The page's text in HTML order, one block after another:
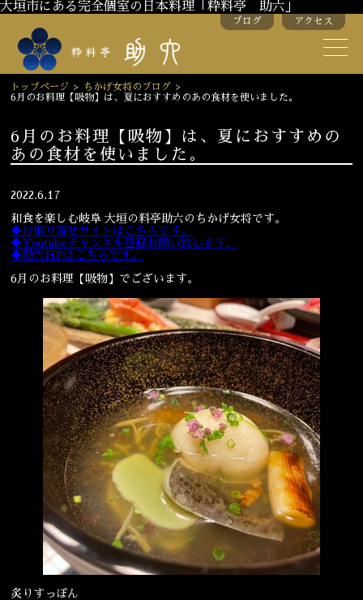
大垣市にある完全個室の日本料理「粋料亭 助六」
ブログ アクセス
トップページ > ちかげ女将のブログ >
6月のお料理【吸物】は、夏におすすめのあの食材を使いました。
6月のお料理【吸物】は、夏におすすめの
あの食材を使いました。
2022.6.17
和食を楽しむ岐阜 大垣の料亭助六のちかげ女将です。
♦お取り寄せサイトはこちらです。
♦Youtubeチャンネル登録お願い致します。
♦助六HPはこちらです。
6月のお料理【吸物】でございます。
炙りすっぽん
スタッフ紹介
季節のお料理 お弁当
お飲み物
お部屋のご紹介 会議・舞台のご利用
結婚式・披露宴
ご接待 法要
お顔合わせ
宴会 ウェディング